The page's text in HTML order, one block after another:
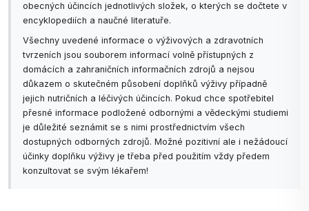
obecných účincích jednotlivých složek, o kterých se dočtete v
encyklopediích a naučné literatuře.
Všechny uvedené informace o výživových a zdravotních
tvrzeních jsou souborem informací volně přístupných z
domácích a zahraničních informačních zdrojů a nejsou
důkazem o skutečném působení doplňků výživy případně
jejich nutričních a léčivých účincích. Pokud chce spotřebitel
přesné informace podložené odbornými a vědeckými studiemi
je důležité seznámit se s nimi prostřednictvím všech
dostupných odborných zdrojů. Možné pozitivní ale i nežádoucí
účinky doplňku výživy je třeba před použitím vždy předem
konzultovat se svým lékařem!